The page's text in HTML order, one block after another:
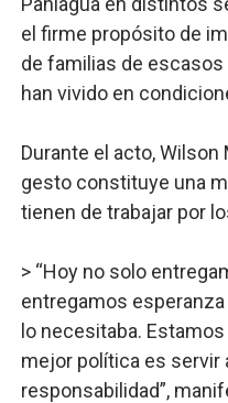
el firme propósito de
de familias de
han vivido en
Durante el acto,
gesto constituye una
tienen de trabajar por
> “Hoy no solo
entregamos
lo necesitaba.
mejor política es servir
responsabilidad”,